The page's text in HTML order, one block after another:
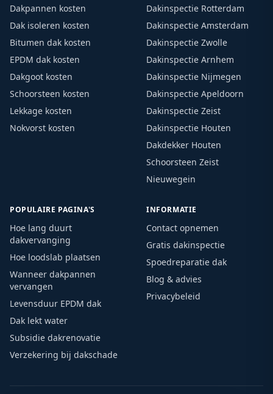
Dakpannen kosten
Dak isoleren kosten
Bitumen dak kosten
EPDM dak kosten
Dakgoot kosten
Schoorsteen kosten
Lekkage kosten
Nokvorst kosten
Dakinspectie Rotterdam
Dakinspectie Amsterdam
Dakinspectie Zwolle
Dakinspectie Arnhem
Dakinspectie Nijmegen
Dakinspectie Apeldoorn
Dakinspectie Zeist
Dakinspectie Houten
Dakdekker Houten
Schoorsteen Zeist
Nieuwegein
POPULAIRE PAGINA'S
Hoe lang duurt
dakvervanging
Hoe loodslab plaatsen
Wanneer dakpannen
vervangen
Levensduur EPDM dak
Dak lekt water
Subsidie dakrenovatie
Verzekering bij dakschade
INFORMATIE
Contact opnemen
Gratis dakinspectie
Spoedreparatie dak
Blog & advies
Privacybeleid